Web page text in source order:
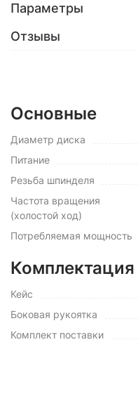
Параметры
Отзывы
Основные
Диаметр диска
Питание
Резьба шпинделя
Частота вращения
(холостой ход)
Потребляемая мощность
Комплектация
Кейс
Боковая рукоятка
Комплект поставки